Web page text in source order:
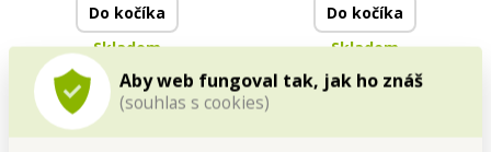
Aby web fungoval tak, jak ho znáš
(souhlas s cookies)
Do kočíka
Skladom
Do kočíka
Skladom